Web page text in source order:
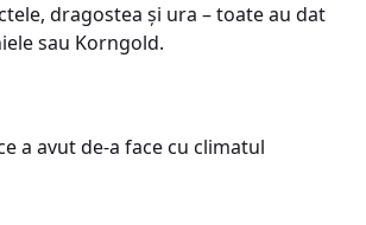
dragostea și ura – toate au dat
sau Korngold.
a avut de-a face cu climatul